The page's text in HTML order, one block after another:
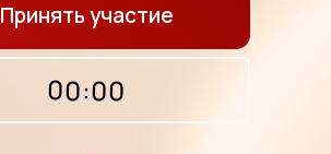
00:00
Принять участие